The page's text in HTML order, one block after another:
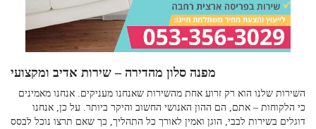
מפנה סלון מהדירה – שירות אדיב ומקצועי
השירות שלנו הוא רק זרוע אחת מהשירות שאנחנו מעניקים. אנחנו מאמינים
כי הלקוחות – אתם, הם ההון האנושי החשוב והיקר ביותר. על כן, אנחנו
דוגלים בשירות לבבי, הוגן ואמין לאורך כל התהליך, כך שאם תרצו נוכל לבסס